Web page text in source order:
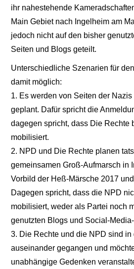
ihr nahestehende
Main Gebiet nach Ingelheim am
jedoch nicht auf den bisher
Seiten und Blogs geteilt.
Unterschiedliche Szenarien für
damit möglich:
1. Es werden von Seiten der
geplant. Dafür spricht die
dagegen spricht, dass Die Rechte
mobilisiert.
2. NPD und Die Rechte planen
gemeinsamen Groß-Aufmarsch in
Vorbild der Heß-Märsche 2017
Dagegen spricht, dass die NPD
mobilisiert, weder als Partei noch
genutzten Blogs und Social-
3. Die Rechte und die NPD sind in
auseinander gegangen und
unabhängige Gedenken